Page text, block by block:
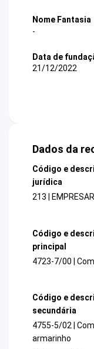
Nome Fantasia
-
Data de
21/12/2022
Dados da
Código e
jurídica
213 |
Código e
principal
4723-7/00 |
Código e
secundária
4755-5/02 |
armarinho